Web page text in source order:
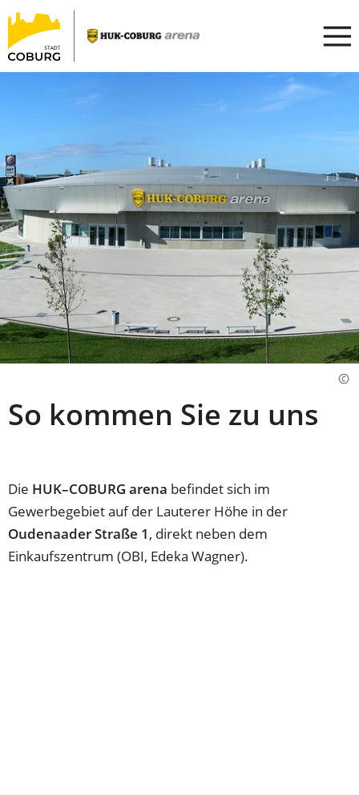
INHALT ANSPRINGEN
Stadt
Coburg
So kommen Sie zu uns
Die HUK–COBURG arena befindet sich im
Gewerbegebiet auf der Lauterer Höhe in der
Oudenaader Straße 1, direkt neben dem
Einkaufszentrum (OBI, Edeka Wagner).